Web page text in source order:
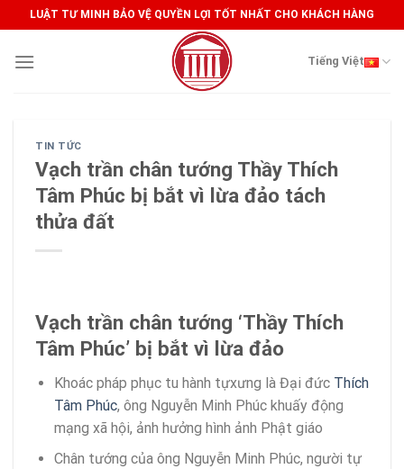
to
content
LUẬT TƯ MINH BẢO VỆ QUYỀN LỢI TỐT NHẤT CHO KHÁCH HÀNG
Tiếng Việt
TIN TỨC
Vạch trần chân tướng Thầy Thích
Tâm Phúc bị bắt vì lừa đảo tách
thửa đất
Vạch trần chân tướng ‘Thầy Thích
Tâm Phúc’ bị bắt vì lừa đảo
Khoác pháp phục tu hành tựxưng là Đại đức Thích
Tâm Phúc, ông Nguyễn Minh Phúc khuấy động
mạng xã hội, ảnh hưởng hình ảnh Phật giáo
Chân tướng của ông Nguyễn Minh Phúc, người tự